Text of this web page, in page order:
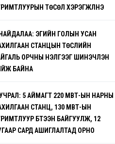
ТӨСӨЛ ХЭРЭГЖҮҮЛНЭ
ЭГИЙН ГОЛЫН УСАН
СТАНЦЫН ТӨСЛИЙН
ОРЧНЫ ҮНЭЛГЭЭГ ШИНЭЧЛЭН
БАЙНА
5 АЙМАГТ 220 МВТ-ЫН НАРНЫ
СТАНЦ, 130 МВТ-ЫН
БҮТЭЭН БАЙГУУЛЖ, 12
САРД АШИГЛАЛТАД ОРНО